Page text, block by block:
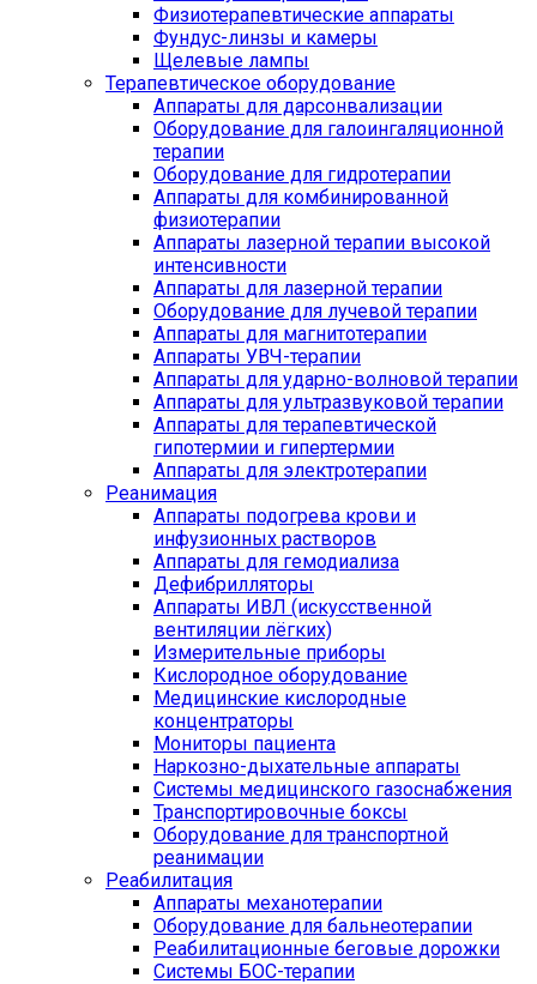
Физиотерапевтические аппараты
Фундус-линзы и камеры
Щелевые лампы
Терапевтическое оборудование
Аппараты для дарсонвализации
Оборудование для галоингаляционной
терапии
Оборудование для гидротерапии
Аппараты для комбинированной
физиотерапии
Аппараты лазерной терапии высокой
интенсивности
Аппараты для лазерной терапии
Оборудование для лучевой терапии
Аппараты для магнитотерапии
Аппараты УВЧ-терапии
Аппараты для ударно-волновой терапии
Аппараты для ультразвуковой терапии
Аппараты для терапевтической
гипотермии и гипертермии
Аппараты для электротерапии
Реанимация
Аппараты подогрева крови и
инфузионных растворов
Аппараты для гемодиализа
Дефибрилляторы
Аппараты ИВЛ (искусственной
вентиляции лёгких)
Измерительные приборы
Кислородное оборудование
Медицинские кислородные
концентраторы
Мониторы пациента
Наркозно-дыхательные аппараты
Системы медицинского газоснабжения
Транспортировочные боксы
Оборудование для транспортной
реанимации
Реабилитация
Аппараты механотерапии
Оборудование для бальнеотерапии
Реабилитационные беговые дорожки
Системы БОС-терапии